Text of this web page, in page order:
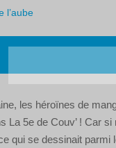
l’aube
les héroïnes de
La 5e de Couv’ ! Car
qui se dessinait parmi